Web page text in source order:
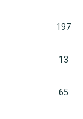
197
13
65